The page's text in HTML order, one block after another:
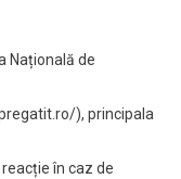
Națională de
), principala
în caz de